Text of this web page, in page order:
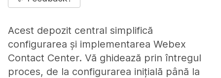
Acest depozit central simplifică
configurarea și implementarea Webex
Contact Center. Vă ghidează prin întregul
proces, de la configurarea inițială până la